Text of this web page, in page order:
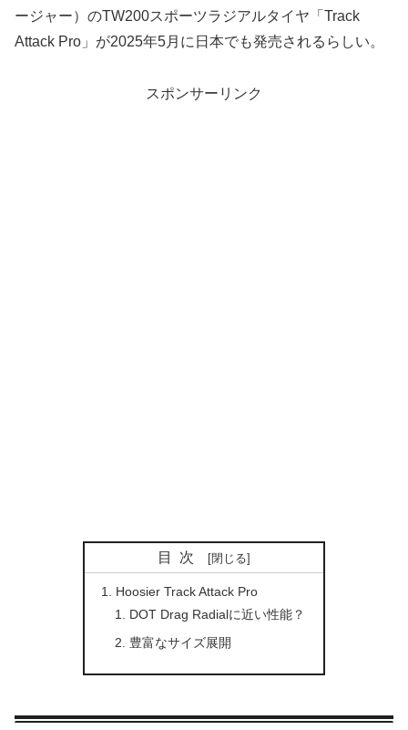
ージャー）のTW200スポーツラジアルタイヤ「Track
Attack Pro」が2025年5月に日本でも発売されるらしい。
スポンサーリンク
目次
Hoosier Track Attack Pro
DOT Drag Radialに近い性能？
豊富なサイズ展開